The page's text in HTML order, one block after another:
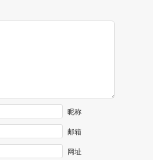
昵称
邮箱
网址